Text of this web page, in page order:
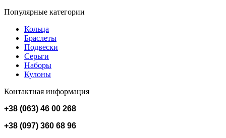
Популярные категории
Кольца
Браслеты
Подвески
Серьги
Наборы
Кулоны
Контактная информация
+38 (063) 46 00 268
+38 (097) 360 68 96